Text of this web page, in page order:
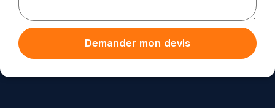
Demander mon devis